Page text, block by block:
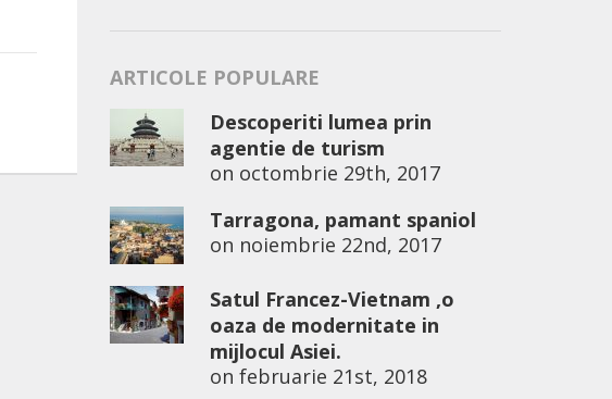
ARTICOLE POPULARE
Descoperiti lumea prin
agentie de turism
on octombrie 29th, 2017
Tarragona, pamant spaniol
on noiembrie 22nd, 2017
Satul Francez-Vietnam ,o
oaza de modernitate in
mijlocul Asiei.
on februarie 21st, 2018